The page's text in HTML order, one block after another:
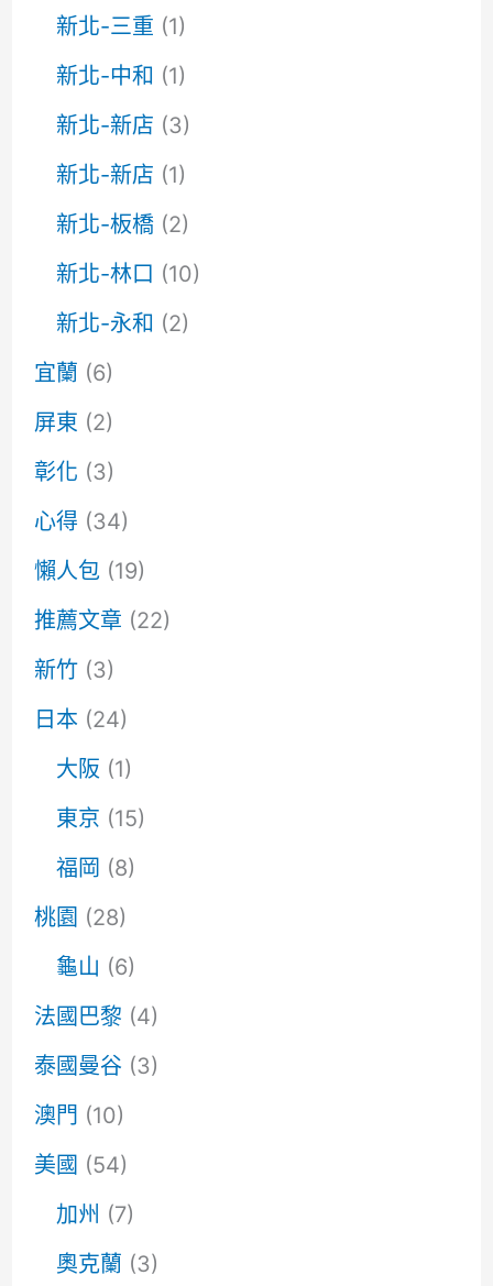
新北-三重 (1)
新北-中和 (1)
新北-新店 (3)
新北-新店 (1)
新北-板橋(2)
新北-林口 (10)
新北-永和 (2)
宜蘭 (6)
屏東 (2)
彰化 (3)
心得 (34)
懶人包 (19)
推薦文章 (22)
新竹(3)
日本 (24)
大阪 (1)
東京 (15)
福岡 (8)
桃園 (28)
龜山 (6)
法國巴黎 (4)
泰國曼谷 (3)
澳門 (10)
美國 (54)
加州 (7)
奧克蘭 (3)